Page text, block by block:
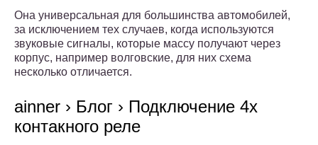
Она универсальная для большинства автомобилей,
за исключением тех случаев, когда используются
звуковые сигналы, которые массу получают через
корпус, например волговские, для них схема
несколько отличается.
ainner › Блог › Подключение 4х
контакного реле